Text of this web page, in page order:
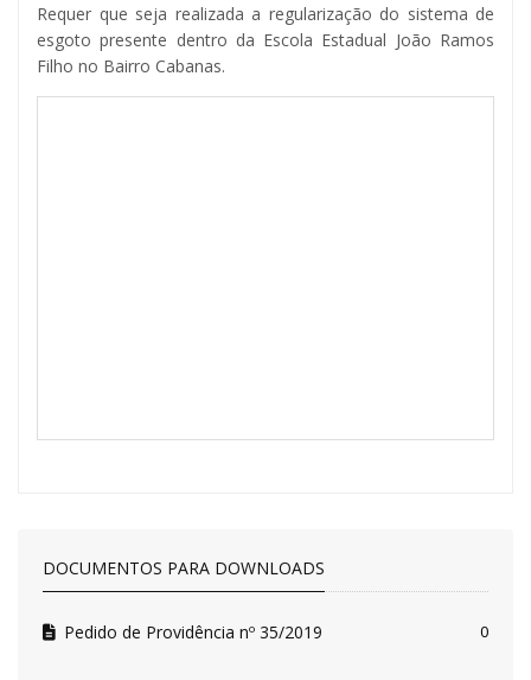
Requer que seja realizada a regularização do sistema de
esgoto presente dentro da Escola Estadual João Ramos
Filho no Bairro Cabanas.
DOCUMENTOS PARA DOWNLOADS
Pedido de Providência nº 35/2019 0